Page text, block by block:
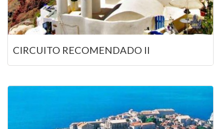
CIRCUITO RECOMENDADO II